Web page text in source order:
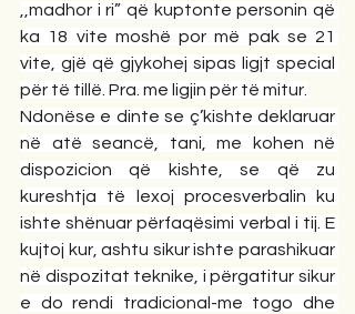
,,madhor i ri” që kuptonte personin që
ka 18 vite moshë por më pak se 21
vite, gjë që gjykohej sipas ligjt special
për të tillë. Pra. me ligjin për të mitur.
Ndonëse e dinte se ç’kishte deklaruar
në atë seancë, tani, me kohen në
dispozicion që kishte, se që zu
kureshtja të lexoj procesverbalin ku
ishte shënuar përfaqësimi verbal i tij. E
kujtoj kur, ashtu sikur ishte parashikuar
në dispozitat teknike, i përgatitur sikur
e do rendi tradicional-me togo dhe